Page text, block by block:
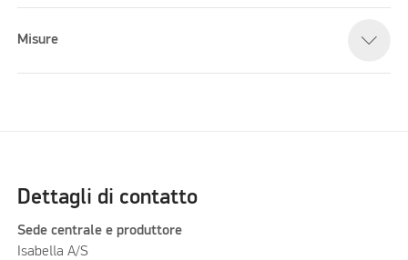
Misure
Dettagli di contatto
Sede centrale e produttore
Isabella A/S